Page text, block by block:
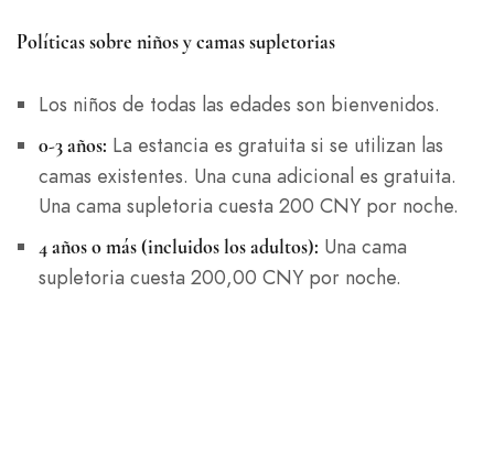
Políticas sobre niños y camas supletorias
Los niños de todas las edades son bienvenidos.
0-3 años: La estancia es gratuita si se utilizan las
camas existentes. Una cuna adicional es gratuita.
Una cama supletoria cuesta 200 CNY por noche.
4 años o más (incluidos los adultos): Una cama
supletoria cuesta 200,00 CNY por noche.